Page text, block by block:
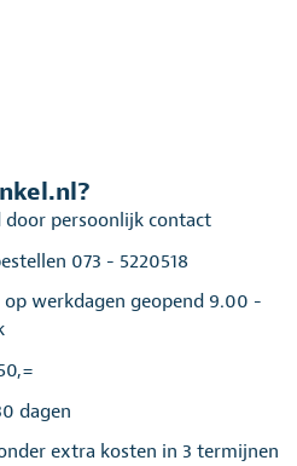
persoonlijk contact
073 - 5220518
werkdagen geopend 9.00 -
dagen
extra kosten in 3 termijnen